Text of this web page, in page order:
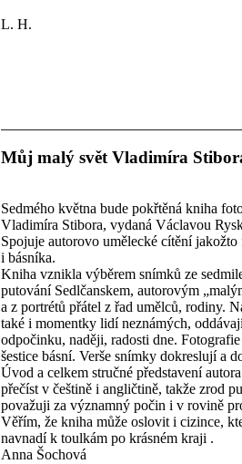
L. H.
Můj malý svět Vladimíra
Sedmého května bude pokřtěná kniha
Vladimíra Stibora, vydaná Václavou
Spojuje autorovo umělecké cítění jakožto
i básníka.
Kniha vznikla výběrem snímků ze
putování Sedlčanskem, autorovým
a z portrétů přátel z řad umělců, rodiny.
také i momentky lidí neznámých,
odpočinku, naději, radosti dne.
šestice básní. Verše snímky dokreslují a
Úvod a celkem stručné představení
přečíst v češtině i angličtině, takže zrod
považuji za významný počin i v rovině
Věřím, že kniha může oslovit i cizince,
navnadí k toulkám po krásném kraji .
Anna Šochová